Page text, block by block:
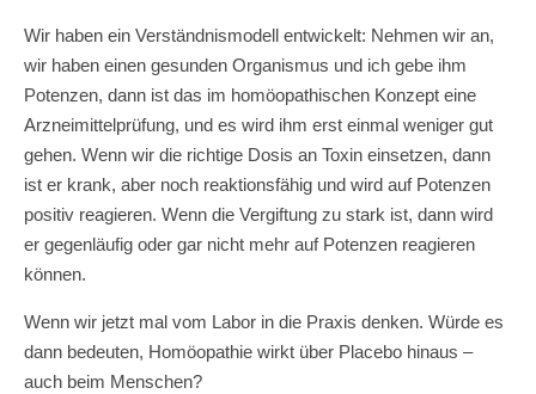
Wir haben ein Verständnismodell entwickelt: Nehmen wir an,
wir haben einen gesunden Organismus und ich gebe ihm
Potenzen, dann ist das im homöopathischen Konzept eine
Arzneimittelprüfung, und es wird ihm erst einmal weniger gut
gehen. Wenn wir die richtige Dosis an Toxin einsetzen, dann
ist er krank, aber noch reaktionsfähig und wird auf Potenzen
positiv reagieren. Wenn die Vergiftung zu stark ist, dann wird
er gegenläufig oder gar nicht mehr auf Potenzen reagieren
können.
Wenn wir jetzt mal vom Labor in die Praxis denken. Würde es
dann bedeuten, Homöopathie wirkt über Placebo hinaus –
auch beim Menschen?